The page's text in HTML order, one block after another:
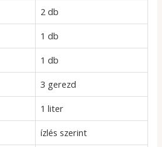
2 db
1 db
1 db
3 gerezd
1 liter
ízlés szerint